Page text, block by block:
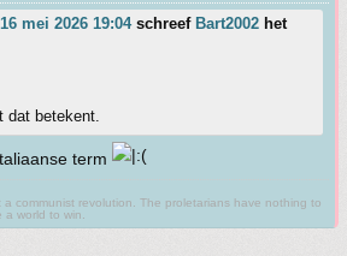
mei 2026 19:04schreef Bart2002 het
dat betekent.
term
communist revolution. The proletarians have nothing to
world to win.